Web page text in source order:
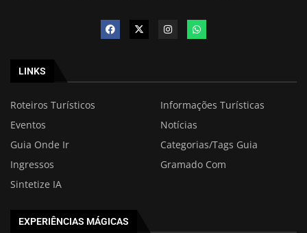
LINKS
Roteiros Turísticos
Informações Turísticas
Eventos
Notícias
Guia Onde Ir
Categorias/Tags Guia
Ingressos
Gramado Com
Sintetize IA
EXPERIÊNCIAS MÁGICAS